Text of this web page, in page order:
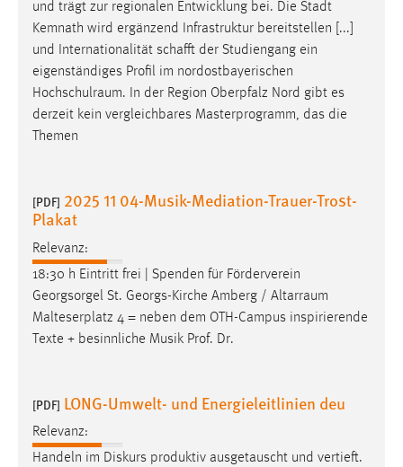
und trägt zur regionalen Entwicklung bei. Die Stadt
Kemnath wird ergänzend Infrastruktur bereitstellen [...]
und Internationalität schafft der Studiengang ein
eigenständiges Profil im nordostbayerischen
Hochschulraum. In der Region Oberpfalz Nord gibt es
derzeit kein vergleichbares Masterprogramm, das die
Themen
[PDF] 2025 11 04-Musik-Mediation-Trauer-Trost-
Plakat
Relevanz:
18:30 h Eintritt frei | Spenden für Förderverein
Georgsorgel St. Georgs-Kirche Amberg / Altarraum
Malteserplatz 4 = neben dem OTH-Campus inspirierende
Texte + besinnliche Musik Prof. Dr.
[PDF] LONG-Umwelt- und Energieleitlinien deu
Relevanz:
Handeln im Diskurs produktiv ausgetauscht und vertieft.